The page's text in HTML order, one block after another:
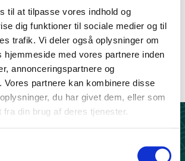
til at tilpasse vores indhold og
dig funktioner til sociale medier og til
trafik. Vi deler også oplysninger om
hjemmeside med vores partnere inden
annonceringspartnere og
Vores partnere kan kombinere disse
du har givet dem, eller som
fra din brug af deres tjenester.
dig igennem asiatisk mad
Telefon support
Ring 30 27 78 78
E-mail support
madelskere valgt Pandasia.dk